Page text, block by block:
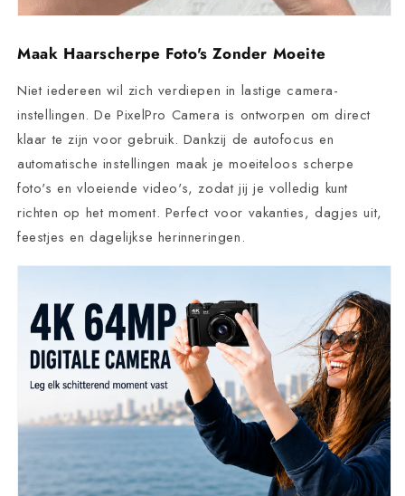
Maak Haarscherpe Foto's Zonder Moeite
Niet iedereen wil zich verdiepen in lastige camera-
instellingen. De PixelPro Camera is ontworpen om direct
klaar te zijn voor gebruik. Dankzij de autofocus en
automatische instellingen maak je moeiteloos scherpe
foto's en vloeiende video's, zodat jij je volledig kunt
richten op het moment. Perfect voor vakanties, dagjes uit,
feestjes en dagelijkse herinneringen.